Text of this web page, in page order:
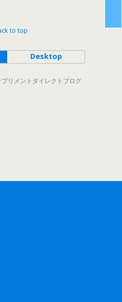
to top
Desktop
リメントダイレクトブログ